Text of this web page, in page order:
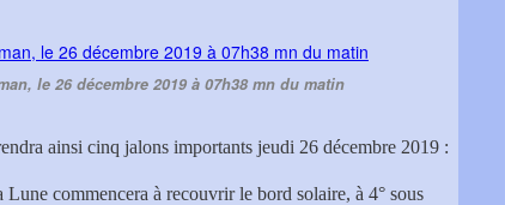
le 26 décembre 2019 à 07h38 mn du matin
ainsi cinq jalons importants jeudi 26 décembre 2019 :
commencera à recouvrir le bord solaire, à 4° sous